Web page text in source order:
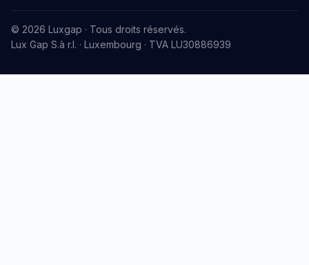
© 2026 Luxgap · Tous droits réservés.
Lux Gap S.à r.l. · Luxembourg · TVA LU30886939